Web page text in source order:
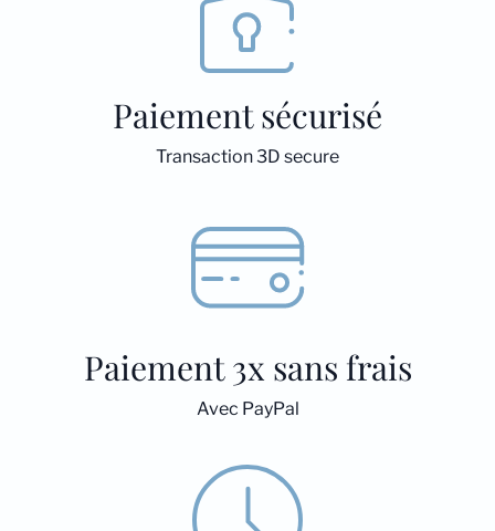
Paiement sécurisé
Transaction 3D secure
Paiement 3x sans frais
Avec PayPal